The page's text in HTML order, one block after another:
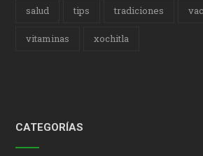
salud tips tradiciones
vitaminas xochitla
CATEGORÍAS